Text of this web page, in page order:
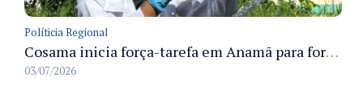
Políticia Regional
Cosama inicia força-tarefa em Anamã para fortalecer abastecimento de água e segurança hídrica da população
03/07/2026